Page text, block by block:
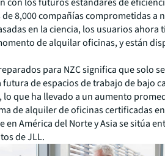
de 8,000 compañías comprometidas a
en la ciencia, los usuarios ahora
de alquilar oficinas, y están
para NZC significa que solo
futura de espacios de trabajo de bajo
lo que ha llevado a un aumento
de alquiler de oficinas certificadas en
en América del Norte y Asia se sitúa
de JLL.